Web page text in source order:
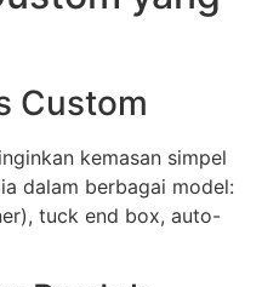
Custom
kemasan simpel
dalam berbagai model:
tuck end box, auto-